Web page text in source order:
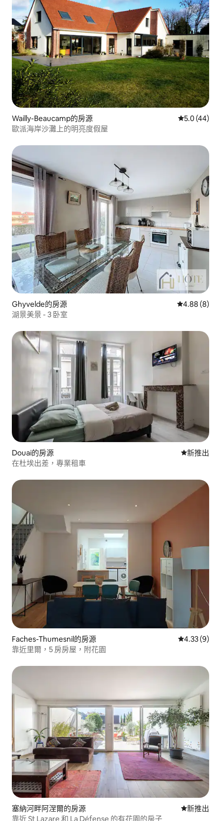
Wailly-Beaucamp的房源 從 44 則評
5.0 (44)
歐派海岸沙灘上的明亮度假屋
Ghyvelde的房源 從 8 則評價
4.88 (8)
湖景美景 - 3 卧室
Douai的房源 新住處
新推出
在杜埃出差，專業租車
Faches-Thumesnil的房源 從 9 則評價
4.33 (9)
靠近里爾，5 房房屋，附花園
塞納河畔阿涅爾的房源 新住處
新推出
靠近 St Lazare 和 La Défense 的有花園的房子